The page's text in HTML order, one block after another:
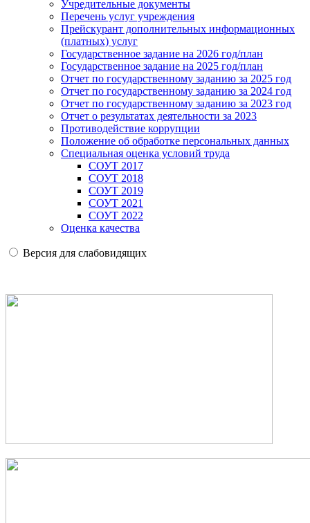
Учредительные документы
Перечень услуг учреждения
Прейскурант дополнительных информационных
(платных) услуг
Государственное задание на 2026 год/план
Государственное задание на 2025 год/план
Отчет по государственному заданию за 2025 год
Отчет по государственному заданию за 2024 год
Отчет по государственному заданию за 2023 год
Отчет о результатах деятельности за 2023
Противодействие коррупции
Положение об обработке персональных данных
Специальная оценка условий труда
СОУТ 2017
СОУТ 2018
СОУТ 2019
СОУТ 2021
СОУТ 2022
Оценка качества
Версия для слабовидящих